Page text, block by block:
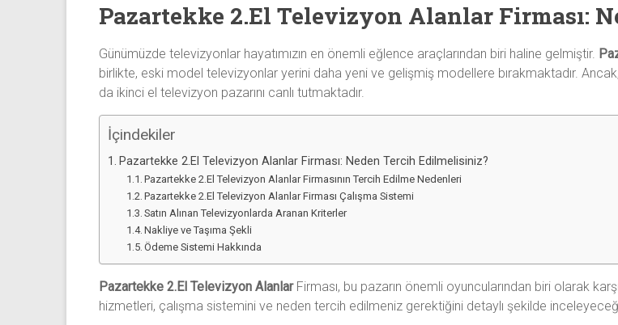
satarak
ödeme
alabilirsiniz.
TV
adresten
alım
yapıyor
Pazartekke 2.El Televizyon Alanlar Firması:
Günümüzde televizyonlar hayatımızın en önemli eğlence araçlarından biri haline gelmiştir.
birlikte, eski model televizyonlar yerini daha yeni ve gelişmiş modellere bırakmaktadır.
da ikinci el televizyon pazarını canlı tutmaktadır.
İçindekiler
Pazartekke 2.El Televizyon Alanlar Firması: Neden Tercih Edilmelisiniz?
Pazartekke 2.El Televizyon Alanlar Firmasının Tercih Edilme Nedenleri
Pazartekke 2.El Televizyon Alanlar Firması Çalışma Sistemi
Satın Alınan Televizyonlarda Aranan Kriterler
Nakliye ve Taşıma Şekli
Ödeme Sistemi Hakkında
Pazartekke 2.El Televizyon AlanlarFirması, bu pazarın önemli oyuncularından biri olarak
hizmetleri, çalışma sistemini ve neden tercih edilmeniz gerektiğini detaylı şekilde